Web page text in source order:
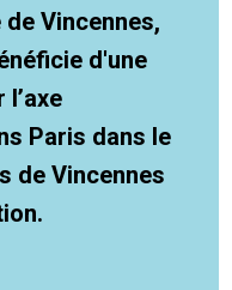
Vincennes,
d'une
Paris dans le
de Vincennes